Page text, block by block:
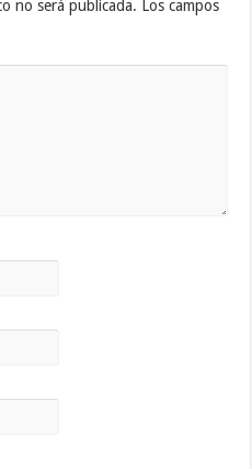
no será publicada. Los campos